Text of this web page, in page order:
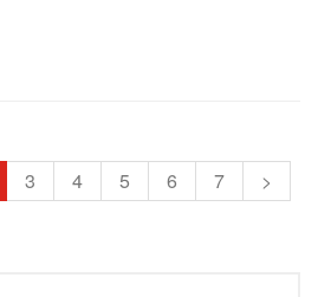
3 4 5 6 7
>